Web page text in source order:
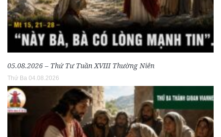
05.08.2026 – Thứ Tư Tuần XVIII Thường Niên
Thứ Ba 04.08.2026